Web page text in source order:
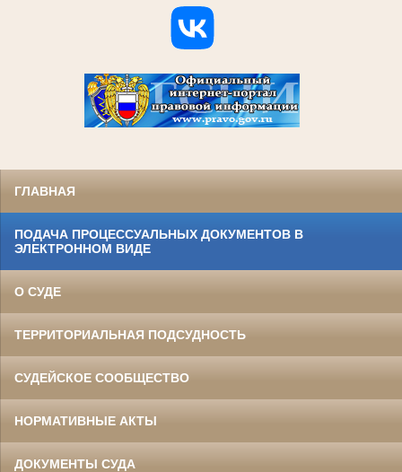
ГЛАВНАЯ
ПОДАЧА ПРОЦЕССУАЛЬНЫХ ДОКУМЕНТОВ В
ЭЛЕКТРОННОМ ВИДЕ
О СУДЕ
ТЕРРИТОРИАЛЬНАЯ ПОДСУДНОСТЬ
СУДЕЙСКОЕ СООБЩЕСТВО
НОРМАТИВНЫЕ АКТЫ
ДОКУМЕНТЫ СУДА